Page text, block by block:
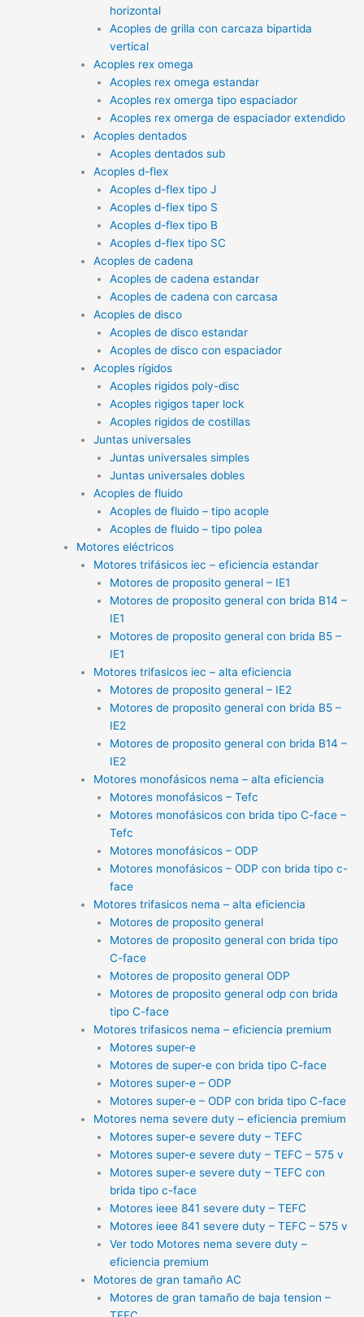
horizontal
Acoples de grilla con carcaza bipartida
vertical
Acoples rex omega
Acoples rex omega estandar
Acoples rex omerga tipo espaciador
Acoples rex omerga de espaciador extendido
Acoples dentados
Acoples dentados sub
Acoples d-flex
Acoples d-flex tipo J
Acoples d-flex tipo S
Acoples d-flex tipo B
Acoples d-flex tipo SC
Acoples de cadena
Acoples de cadena estandar
Acoples de cadena con carcasa
Acoples de disco
Acoples de disco estandar
Acoples de disco con espaciador
Acoples rígidos
Acoples rigidos poly-disc
Acoples rigigos taper lock
Acoples rigidos de costillas
Juntas universales
Juntas universales simples
Juntas universales dobles
Acoples de fluido
Acoples de fluido – tipo acople
Acoples de fluido – tipo polea
Motores eléctricos
Motores trifásicos iec – eficiencia estandar
Motores de proposito general – IE1
Motores de proposito general con brida B14 –
IE1
Motores de proposito general con brida B5 –
IE1
Motores trifasicos iec – alta eficiencia
Motores de proposito general – IE2
Motores de proposito general con brida B5 –
IE2
Motores de proposito general con brida B14 –
IE2
Motores monofásicos nema – alta eficiencia
Motores monofásicos – Tefc
Motores monofásicos con brida tipo C-face –
Tefc
Motores monofásicos – ODP
Motores monofásicos – ODP con brida tipo c-
face
Motores trifasicos nema – alta eficiencia
Motores de proposito general
Motores de proposito general con brida tipo
C-face
Motores de proposito general ODP
Motores de proposito general odp con brida
tipo C-face
Motores trifasicos nema – eficiencia premium
Motores super-e
Motores de super-e con brida tipo C-face
Motores super-e – ODP
Motores super-e – ODP con brida tipo C-face
Motores nema severe duty – eficiencia premium
Motores super-e severe duty – TEFC
Motores super-e severe duty – TEFC – 575 v
Motores super-e severe duty – TEFC con
brida tipo c-face
Motores ieee 841 severe duty – TEFC
Motores ieee 841 severe duty – TEFC – 575 v
Ver todo Motores nema severe duty –
eficiencia premium
Motores de gran tamaño AC
Motores de gran tamaño de baja tension –